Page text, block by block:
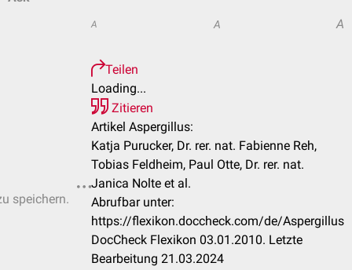
speichern.
A A A
Teilen
Loading...
Zitieren
Artikel Aspergillus:
Katja Purucker, Dr. rer. nat. Fabienne Reh,
Tobias Feldheim, Paul Otte, Dr. rer. nat.
Janica Nolte et al.
Abrufbar unter:
https://flexikon.doccheck.com/de/Aspergillus
DocCheck Flexikon 03.01.2010. Letzte
Bearbeitung 21.03.2024